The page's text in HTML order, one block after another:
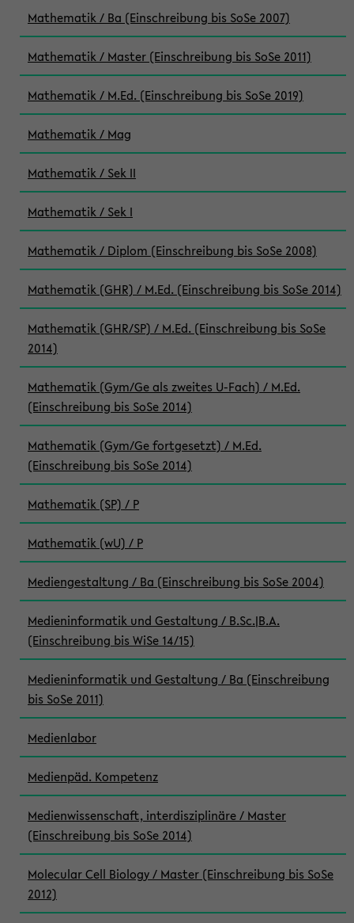
Mathematik / Ba (Einschreibung bis SoSe 2007)
Mathematik / Master (Einschreibung bis SoSe 2011)
Mathematik / M.Ed. (Einschreibung bis SoSe 2019)
Mathematik / Mag
Mathematik / Sek II
Mathematik / Sek I
Mathematik / Diplom (Einschreibung bis SoSe 2008)
Mathematik (GHR) / M.Ed. (Einschreibung bis SoSe 2014)
Mathematik (GHR/SP) / M.Ed. (Einschreibung bis SoSe
2014)
Mathematik (Gym/Ge als zweites U-Fach) / M.Ed.
(Einschreibung bis SoSe 2014)
Mathematik (Gym/Ge fortgesetzt) / M.Ed.
(Einschreibung bis SoSe 2014)
Mathematik (SP) / P
Mathematik (wU) / P
Mediengestaltung / Ba (Einschreibung bis SoSe 2004)
Medieninformatik und Gestaltung / B.Sc.|B.A.
(Einschreibung bis WiSe 14/15)
Medieninformatik und Gestaltung / Ba (Einschreibung
bis SoSe 2011)
Medienlabor
Medienpäd. Kompetenz
Medienwissenschaft, interdisziplinäre / Master
(Einschreibung bis SoSe 2014)
Molecular Cell Biology / Master (Einschreibung bis SoSe
2012)